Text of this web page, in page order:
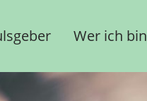
Wer ich bin